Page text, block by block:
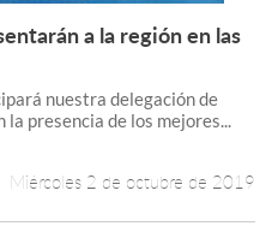
Leer más +
a la región en las
nuestra delegación de
presencia de los mejores...
Miércoles 2 de octubre de 2019